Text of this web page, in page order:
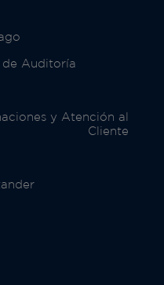
de Auditoría
y Atención al
Cliente